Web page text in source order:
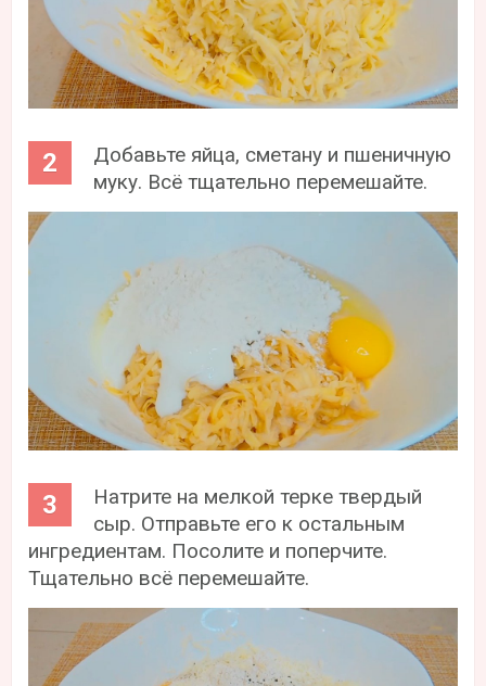
Добавьте яйца, сметану и пшеничную
муку. Всё тщательно перемешайте.
Натрите на мелкой терке твердый
сыр. Отправьте его к остальным
ингредиентам. Посолите и поперчите.
Тщательно всё перемешайте.